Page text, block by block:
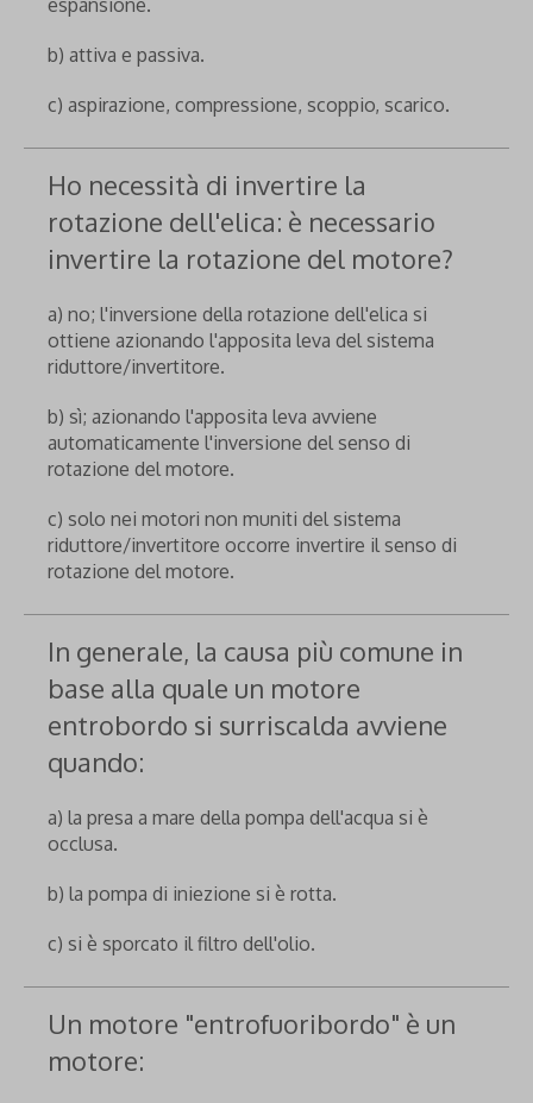
espansione.
b) attiva e passiva.
c) aspirazione, compressione, scoppio, scarico.
Ho necessità di invertire la
rotazione dell'elica: è necessario
invertire la rotazione del motore?
a) no; l'inversione della rotazione dell'elica si
ottiene azionando l'apposita leva del sistema
riduttore/invertitore.
b) sì; azionando l'apposita leva avviene
automaticamente l'inversione del senso di
rotazione del motore.
c) solo nei motori non muniti del sistema
riduttore/invertitore occorre invertire il senso di
rotazione del motore.
In generale, la causa più comune in
base alla quale un motore
entrobordo si surriscalda avviene
quando:
a) la presa a mare della pompa dell'acqua si è
occlusa.
b) la pompa di iniezione si è rotta.
c) si è sporcato il filtro dell'olio.
Un motore "entrofuoribordo" è un
motore: